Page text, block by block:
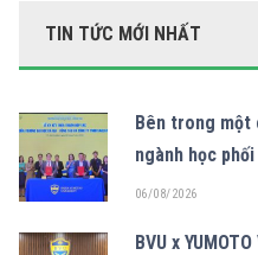
TIN TỨC MỚI NHẤT
Bên trong một
ngành học
06/08/2026
BVU x